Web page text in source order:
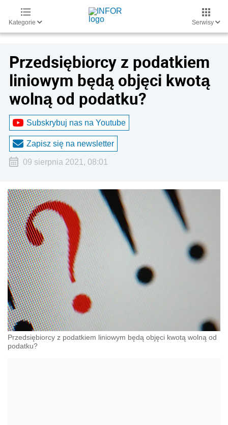
Kategorie Serwisy
Przedsiębiorcy z podatkiem
liniowym będą objęci kwotą
wolną od podatku?
Subskrybuj nas na Youtube
Zapisz się na newsletter
09 sierpnia 2021, 08:01
Przedsiębiorcy z podatkiem liniowym będą objęci kwotą wolną od
podatku?